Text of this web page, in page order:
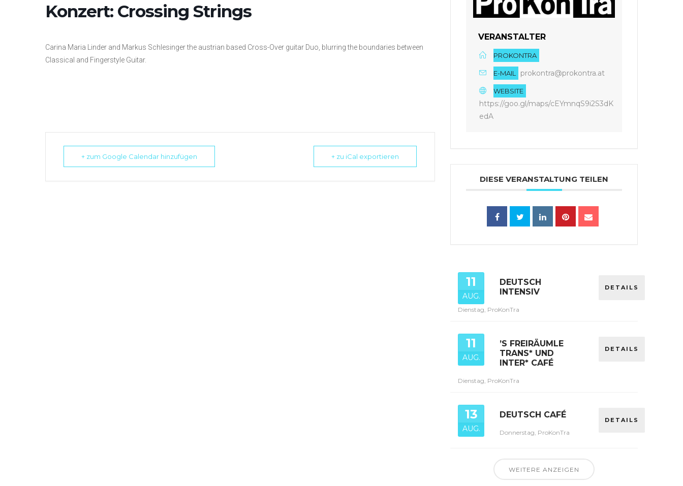
Konzert: Crossing Strings
Carina Maria Linder and Markus Schlesinger the austrian based Cross-Over guitar Duo, blurring the boundaries between
Classical and Fingerstyle Guitar.
+ zum Google Calendar hinzufügen + zu iCal exportieren
VERANSTALTER
PROKONTRA
E-MAIL prokontra@prokontra.at
WEBSITE
https://goo.gl/maps/cEYmnqS9i2S3dK
edA
DIESE VERANSTALTUNG TEILEN
11
AUG.
DEUTSCH
INTENSIV
Dienstag, ProKonTra
DETAILS
11
AUG.
’S FREIRÄUMLE
TRANS* UND
INTER* CAFÉ
Dienstag, ProKonTra
DETAILS
13
AUG.
DEUTSCH CAFÉ
Donnerstag, ProKonTra
DETAILS
WEITERE ANZEIGEN